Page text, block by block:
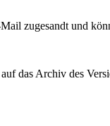
zugesandt und
das Archiv des